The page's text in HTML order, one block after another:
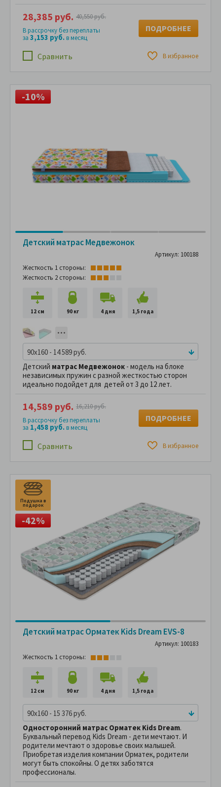
Сравнить В избранное
28,385 руб. 40,550 руб.
В рассрочку без переплаты
за 3,153 руб.в месяц
ПОДРОБНЕЕ
-10%
Детский матрас Медвежонок
Артикул: 100188
Жесткость 1 стороны:
Жесткость 2 стороны:
12 см 90 кг 4 дня 1,5 года
90x160 - 14 589 руб.
Детский матрас Медвежонок - модель на блоке
независимых пружин с разной жесткостью сторон
идеально подойдет для детей от 3 до 12 лет.
Сравнить В избранное
14,589 руб. 16,210 руб.
В рассрочку без переплаты
за 1,458 руб.в месяц
ПОДРОБНЕЕ
Подушка в
подарок
-42%
Детский матрас Орматек Kids Dream EVS-8
Артикул: 100183
Жесткость 1 стороны:
12 см 90 кг 4 дня 1,5 года
90x160 - 15 376 руб.
Односторонний матрас Орматек Kids Dream.
Буквальный перевод Kids Dream - дети мечтают. И
родители мечтают о здоровье своих малышей.
Приобретая изделия компании Орматек, родители
могут быть спокойны. О детях заботятся
профессионалы.